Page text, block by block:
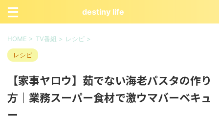
destiny life
HOME > TV番組 > レシピ >
レシピ
【家事ヤロウ】茹でない海老パスタの作り
方｜業務スーパー食材で激ウマバーベキュ